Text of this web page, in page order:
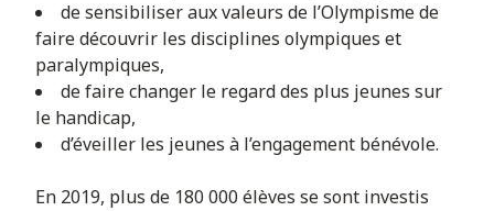
de sensibiliser aux valeurs de l’Olympisme de
faire découvrir les disciplines olympiques et
paralympiques,
de faire changer le regard des plus jeunes sur
le handicap,
d’éveiller les jeunes à l’engagement bénévole.
En 2019, plus de 180 000 élèves se sont investis